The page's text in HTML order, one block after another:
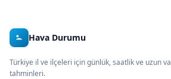
Hava Durumu
Türkiye il ve ilçeleri için günlük, saatlik ve uzun
tahminleri.